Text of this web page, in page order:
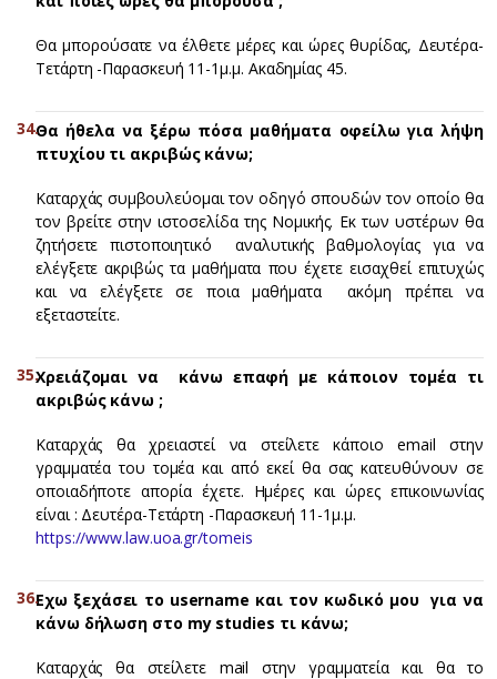
Θα μπορούσατε να έλθετε μέρες και ώρες θυρίδας, Δευτέρα-
Τετάρτη -Παρασκευή 11-1μ.μ. Ακαδημίας 45.
Θα ήθελα να ξέρω πόσα μαθήματα οφείλω για λήψη
πτυχίου τι ακριβώς κάνω;
Καταρχάς συμβουλεύομαι τον οδηγό σπουδών τον οποίο θα
τον βρείτε στην ιστοσελίδα της Νομικής. Εκ των υστέρων θα
ζητήσετε πιστοποιητικό αναλυτικής βαθμολογίας για να
ελέγξετε ακριβώς τα μαθήματα που έχετε εισαχθεί επιτυχώς
και να ελέγξετε σε ποια μαθήματα ακόμη πρέπει να
εξεταστείτε.
Χρειάζομαι να κάνω επαφή με κάποιον τομέα τι
ακριβώς κάνω ;
Καταρχάς θα χρειαστεί να στείλετε κάποιο email στην
γραμματέα του τομέα και από εκεί θα σας κατευθύνουν σε
οποιαδήποτε απορία έχετε. Ημέρες και ώρες επικοινωνίας
είναι : Δευτέρα-Τετάρτη -Παρασκευή 11-1μ.μ.
https://www.law.uoa.gr/tomeis
Εχω ξεχάσει το username και τον κωδικό μου για να
κάνω δήλωση στο my studies τι κάνω;
Καταρχάς θα στείλετε mail στην γραμματεία και θα το